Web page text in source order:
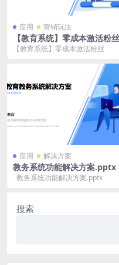
应用 营销玩法
【教育系统】零成本激活粉丝
【教育系统】零成本激活粉丝
应用 解决方案
教务系统功能解决方案.pptx
教务系统功能解决方案.pptx
搜索